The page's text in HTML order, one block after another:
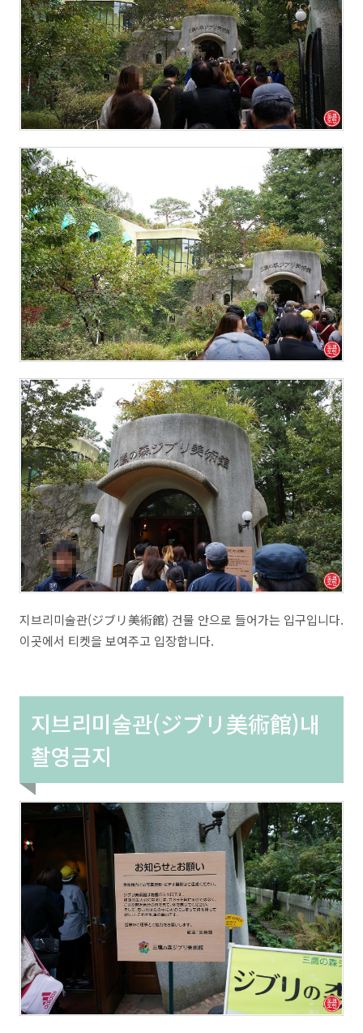
지브리미술관(ジブリ美術館) 건물 안으로 들어가는 입구입니다.
이곳에서 티켓을 보여주고 입장합니다.
지브리미술관(ジブリ美術館)내
촬영금지